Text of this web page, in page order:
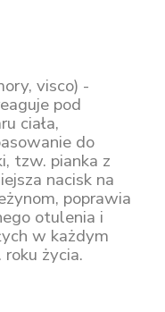
visco) -
pod
ciała,
do
tzw. pianka z
nacisk na
poprawia
otulenia i
w każdym
życia.